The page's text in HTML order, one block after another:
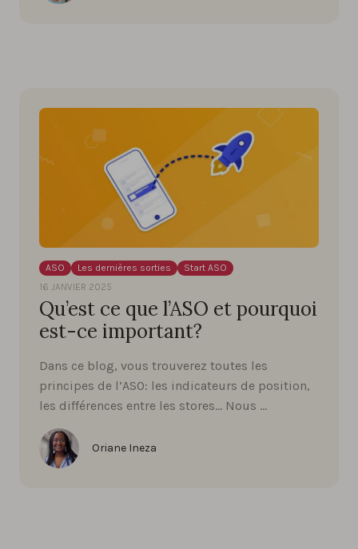
ASO Les dernières sorties
Start ASO
16 JANVIER 2025
Qu’est ce que l’ASO et pourquoi
est-ce important?
Dans ce blog, vous trouverez toutes les
principes de l’ASO: les indicateurs de position,
les différences entre les stores… Nous …
Oriane Ineza